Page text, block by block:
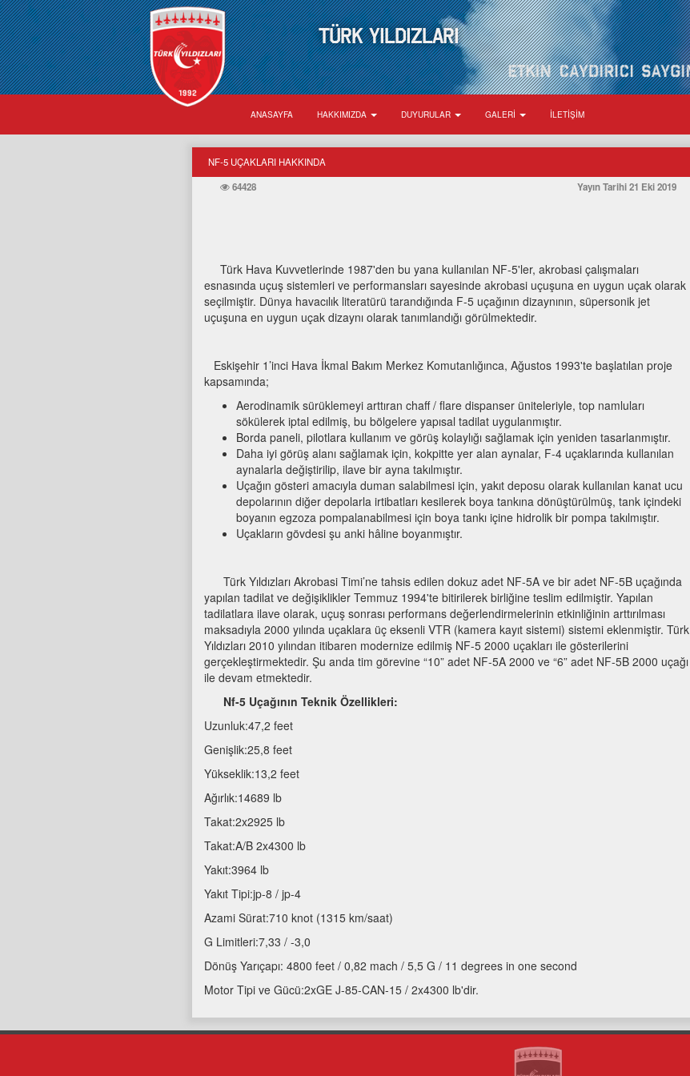
TÜRK YILDIZLARI
ANASAYFA HAKKIMIZDA DUYURULAR GALERİ İLETİŞİM
NF-5 UÇAKLARI HAKKINDA
64428 Yayın Tarihi21 Eki 2019
Türk Hava Kuvvetlerinde 1987'den bu yana kullanılan NF-5'ler, akrobasi çalışmaları
esnasında uçuş sistemleri ve performansları sayesinde akrobasi uçuşuna en uygun uçak olarak
seçilmiştir. Dünya havacılık literatürü tarandığında F-5 uçağının dizaynının, süpersonik jet
uçuşuna en uygun uçak dizaynı olarak tanımlandığı görülmektedir.
Eskişehir 1’inci Hava İkmal Bakım Merkez Komutanlığınca, Ağustos 1993'te başlatılan proje
kapsamında;
Aerodinamik sürüklemeyi arttıran chaff / flare dispanser üniteleriyle, top namluları
sökülerek iptal edilmiş, bu bölgelere yapısal tadilat uygulanmıştır.
Borda paneli, pilotlara kullanım ve görüş kolaylığı sağlamak için yeniden tasarlanmıştır.
Daha iyi görüş alanı sağlamak için, kokpitte yer alan aynalar, F-4 uçaklarında kullanılan
aynalarla değiştirilip, ilave bir ayna takılmıştır.
Uçağın gösteri amacıyla duman salabilmesi için, yakıt deposu olarak kullanılan kanat ucu
depolarının diğer depolarla irtibatları kesilerek boya tankına dönüştürülmüş, tank içindeki
boyanın egzoza pompalanabilmesi için boya tankı içine hidrolik bir pompa takılmıştır.
Uçakların gövdesi şu anki hâline boyanmıştır.
Türk Yıldızları Akrobasi Timi’ne tahsis edilen dokuz adet NF-5A ve bir adet NF-5B uçağında
yapılan tadilat ve değişiklikler Temmuz 1994'te bitirilerek birliğine teslim edilmiştir. Yapılan
tadilatlara ilave olarak, uçuş sonrası performans değerlendirmelerinin etkinliğinin arttırılması
maksadıyla 2000 yılında uçaklara üç eksenli VTR (kamera kayıt sistemi) sistemi eklenmiştir. Türk
Yıldızları 2010 yılından itibaren modernize edilmiş NF-5 2000 uçakları ile gösterilerini
gerçekleştirmektedir. Şu anda tim görevine “10” adet NF-5A 2000 ve “6” adet NF-5B 2000 uçağı
ile devam etmektedir.
Nf-5 Uçağının Teknik Özellikleri:
Uzunluk:47,2 feet
Genişlik:25,8 feet
Yükseklik:13,2 feet
Ağırlık:14689 lb
Takat:2x2925 lb
Takat:A/B 2x4300 lb
Yakıt:3964 lb
Yakıt Tipi:jp-8 / jp-4
Azami Sürat:710 knot (1315 km/saat)
G Limitleri:7,33 / -3,0
Dönüş Yarıçapı: 4800 feet / 0,82 mach / 5,5 G / 11 degrees in one second
Motor Tipi ve Gücü:2xGE J-85-CAN-15 / 2x4300 lb'dir.